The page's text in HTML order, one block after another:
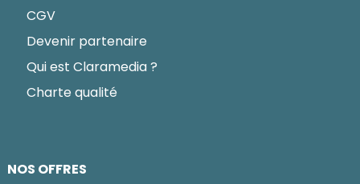
CGV
Devenir partenaire
Qui est Claramedia ?
Charte qualité
NOS OFFRES